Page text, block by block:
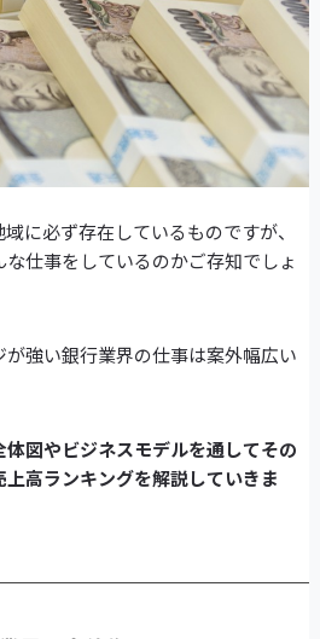
に必ず存在しているものですが、
仕事をしているのかご存知でしょ
強い銀行業界の仕事は案外幅広い
体図やビジネスモデルを通してその
高ランキングを解説していきま